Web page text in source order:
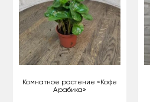
Комнатное растение «Кофе
Арабика»